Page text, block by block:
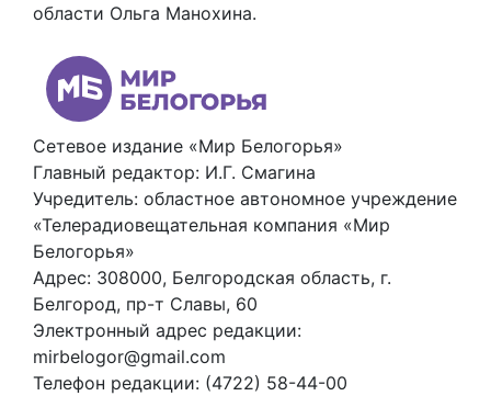
области Ольга Манохина.
Сетевое издание «Мир Белогорья»
Главный редактор: И.Г. Смагина
Учредитель: областное автономное учреждение
«Телерадиовещательная компания «Мир
Белогорья»
Адрес: 308000, Белгородская область, г.
Белгород, пр-т Славы, 60
Электронный адрес редакции:
mirbelogor@gmail.com
Телефон редакции: (4722) 58-44-00